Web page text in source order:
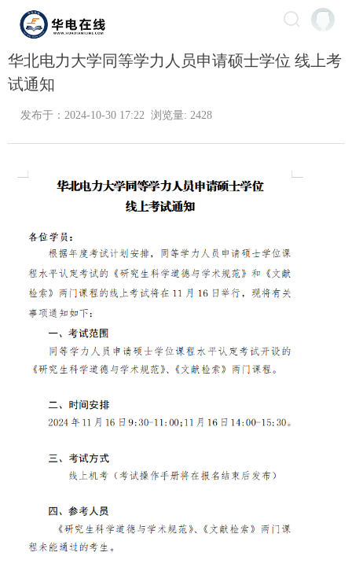
华北电力大学同等学力人员申请硕士学位 线上考
试通知
发布于：2024-10-30 17:22 浏览量: 2428